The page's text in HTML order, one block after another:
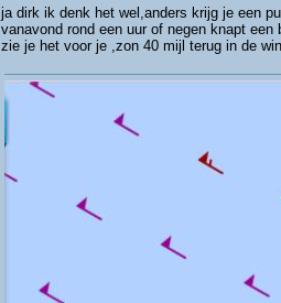
ja dirk ik denk het wel,anders krijg je een
vanavond rond een uur of negen knapt een
zie je het voor je ,zon 40 mijl terug in de